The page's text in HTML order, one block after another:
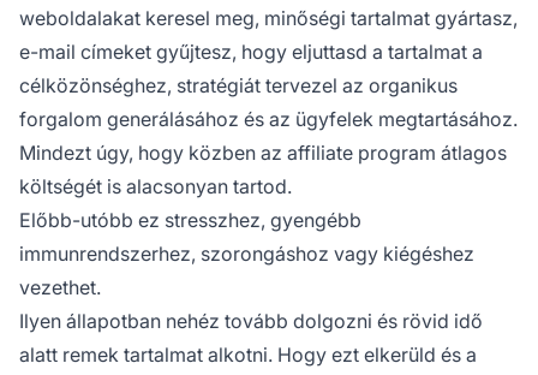
weboldalakat keresel meg, minőségi tartalmat gyártasz,
e-mail címeket gyűjtesz, hogy eljuttasd a tartalmat a
célközönséghez, stratégiát tervezel az organikus
forgalom generálásához és az ügyfelek megtartásához.
Mindezt úgy, hogy közben az affiliate program átlagos
költségét is alacsonyan tartod.
Előbb-utóbb ez stresszhez, gyengébb
immunrendszerhez, szorongáshoz vagy kiégéshez
vezethet.
Ilyen állapotban nehéz tovább dolgozni és rövid idő
alatt remek tartalmat alkotni. Hogy ezt elkerüld és a